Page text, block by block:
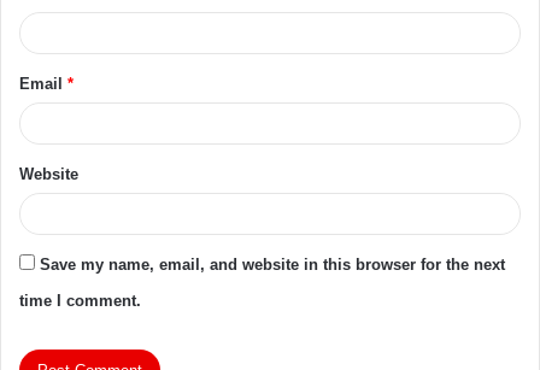
Email *
Website
Save my name, email, and website in this browser for the next
time I comment.